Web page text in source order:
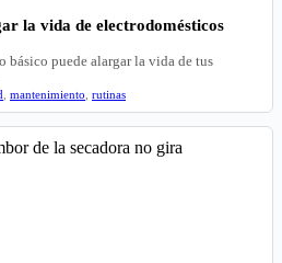
la vida de electrodomésticos
básico puede alargar la vida de tus
mantenimiento rutinas